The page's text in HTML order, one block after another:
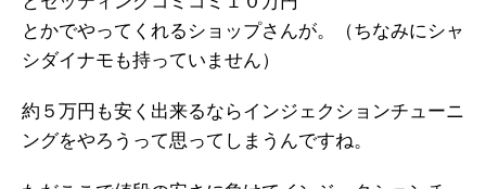
とかでやってくれるショップさんが。（ちなみにシャ
シダイナモも持っていません）
約５万円も安く出来るならインジェクションチューニ
ングをやろうって思ってしまうんですね。